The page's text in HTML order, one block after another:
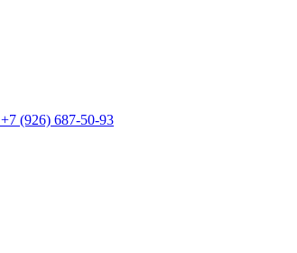
+7 (926) 687-50-93